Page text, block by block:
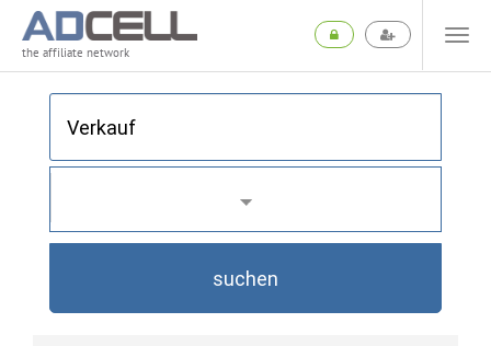
the affiliate network
suchen